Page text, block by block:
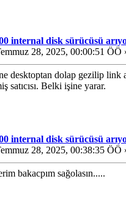
internal disk sürücüsü
28, 2025, 00:00:51 ÖÖ
desktoptan dolap gezilip link
satıcısı. Belki işine yarar.
internal disk sürücüsü
28, 2025, 00:38:35 ÖÖ
bakacpım sağolasın.....